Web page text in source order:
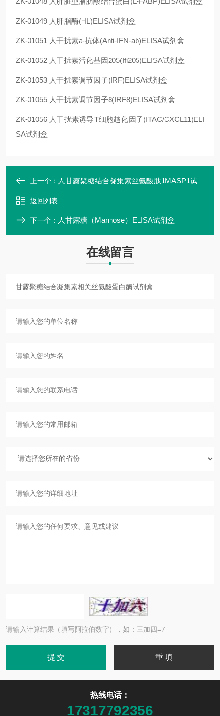
ZK-01049 人肝脂酶(HL)ELISA试剂盒
ZK-01051 人干扰素a-抗体(Anti-IFN-ab)ELISA试剂盒
ZK-01052 人干扰素活化基因205(Ifi205)ELISA试剂盒
ZK-01053 人干扰素调节因子(IRF)ELISA试剂盒
ZK-01055 人干扰素调节因子8(IRF8)ELISA试剂盒
ZK-01056 人干扰素诱导T细胞趋化因子(ITAC/CXCL11)ELI
SA试剂盒
上一个： 人甘露聚糖结合凝集素丝氨酸肽1MASP1试剂盒
返回列表
下一个： 人甘露糖（Mannose）ELISA试剂盒
在线留言
请输入计算结果（填写阿拉伯数字），如：三加四=7
热线电话：
17317792356